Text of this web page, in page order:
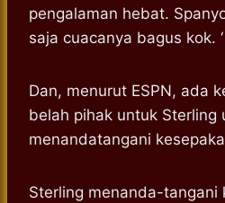
pengalaman hebat.
saja cuacanya bagus kok. ‘
Dan, menurut ESPN, ada
belah pihak untuk Sterling
menandatangani
Sterling menanda-tangani